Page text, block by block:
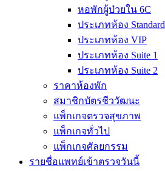
หอพักผู้ป่วยใน 6C
ประเภทห้อง Standard
ประเภทห้อง VIP
ประเภทห้อง Suite 1
ประเภทห้อง Suite 2
ราคาห้องพัก
สมาชิกบัตรชีววัฒนะ
แพ็กเกจตรวจสุขภาพ
แพ็กเกจทั่วไป
แพ็กเกจศัลยกรรม
รายชื่อแพทย์เข้าตรวจวันนี้